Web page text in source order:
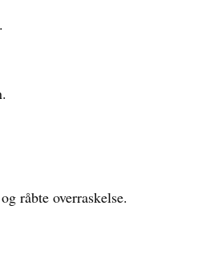
råbte overraskelse.